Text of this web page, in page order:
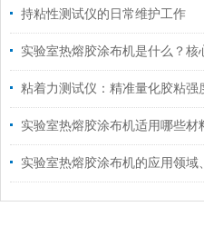
持粘性测试仪的日常维护工作